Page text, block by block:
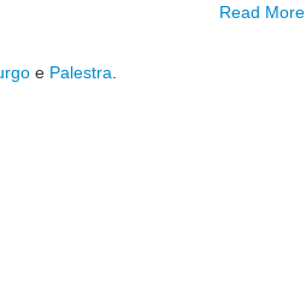
Read More
e Palestra